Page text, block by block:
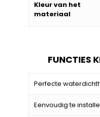
Kleur van het
materiaal
FUNCTIES
Perfecte
Eenvoudig te